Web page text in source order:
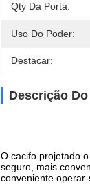
Qty Da Porta:
Uso Do Poder:
Destacar:
Descrição
O cacifo projetado
seguro, mais
conveniente operar-